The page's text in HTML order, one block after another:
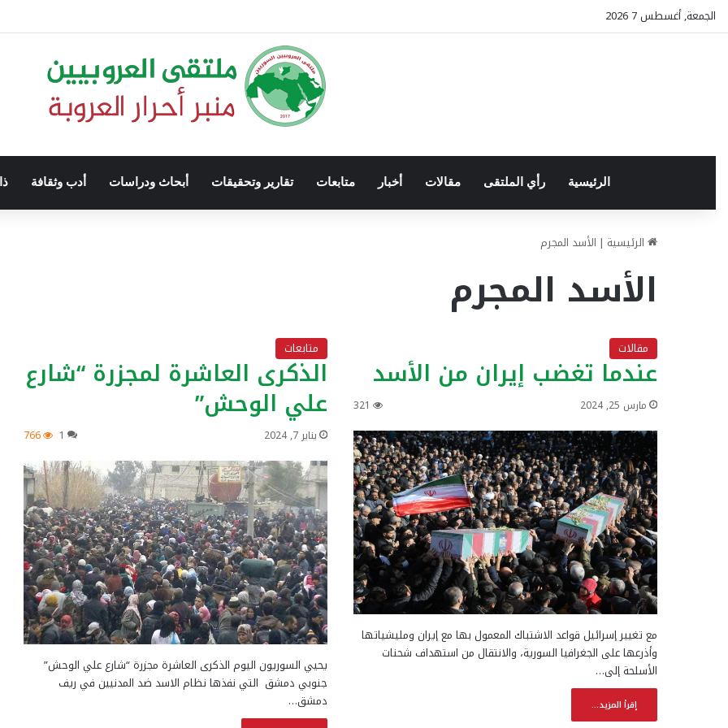
الجمعة, أغسطس 7 2026
الرئيسية رأي الملتقى مقالات أخبار متابعات تقارير وتحقيقات أبحاث ودراسات أدب وثقافة
الرئيسية | الأسد المجرم
الأسد المجرم
مقالات
عندما تغضب إيران من الأسد
مارس 25, 2024 321
مع تغيير إسرائيل قواعد الاشتباك المعمول بها مع إيران ومليشياتها
وأذرعها على الجغرافيا السورية، والانتقال من استهداف شحنات
الأسلحة إلى…
إقرأ المزيد...
متابعات
الذكرى العاشرة لمجزرة “شارع
علي الوحش”
يناير 7, 2024 1
766
يحيي السوريون اليوم الذكرى العاشرة مجزرة “شارع علي الوحش”
جنوبي دمشق التي نفذها نظام الاسد ضد المدنيين في ريف
دمشق…